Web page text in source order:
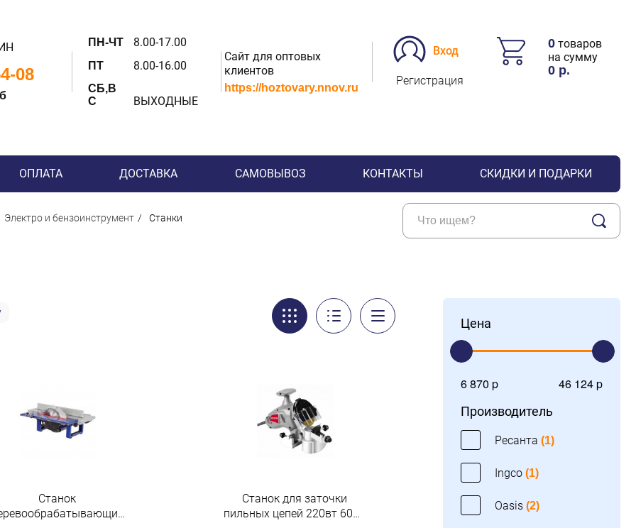
08
ПН-ЧТ 8.00-17.00
ПТ 8.00-16.00
СБ,В
С
ВЫХОДНЫЕ
Сайт для оптовых
клиентов
https://hoztovary.nnov.ru
Вход
Регистрация
0 товаров
на сумму
0 р.
ОПЛАТА ДОСТАВКА САМОВЫВОЗ КОНТАКТЫ СКИДКИ И ПОДАРКИ
Электро и бензоинструмент Станки
Цена
6 870 p 46 124 p
Производитель
Ресанта (1)
Ingco (1)
Oasis (2)
Станок
Станок для заточки
пильных цепей 220вт 6000